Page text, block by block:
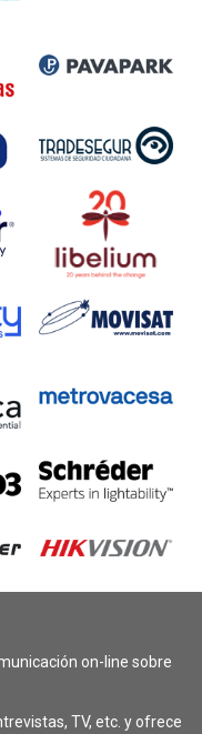
on-line sobre
TV, etc. y ofrece